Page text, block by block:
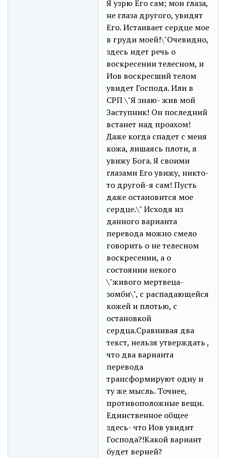
Я узрю Его сам; мои глаза,
не глаза другого, увидят
Его. Истаивает сердце мое
в груди моей!\"Очевидно,
здесь идет речь о
воскресении телесном, и
Иов воскресший телом
увидет Господа. Или в
СРП \"Я знаю- жив мой
Заступник! Он последний
встанет над проахом!
Даже когда спадет с меня
кожа, лишаясь плоти, я
увижу Бога. Я своими
глазами Его увижу, никто-
то другой-я сам! Пусть
даже остановится мое
сердце.\" Исходя из
данного варианта
перевода можно смело
говорить о не телесном
воскресении, а о
состоянии некого
\"живого мертвеца-
зомби\", с распадающейся
кожей и плотью, с
остановкой
сердца.Сравнивая два
текст, нельзя утверждать ,
что два варианта
перевода
трансформируют одну и
ту же мысль. Точнее,
противоположные вещи.
Единственное общее
здесь- что Иов увидит
Господа?!Какой вариант
будет верней?